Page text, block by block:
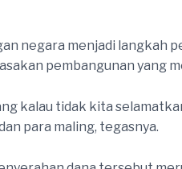
negara menjadi langkah
pembangunan yang
kalau tidak kita
para maling, tegasnya.